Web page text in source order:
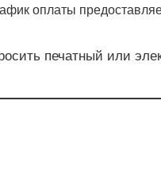
оплаты
печатный или